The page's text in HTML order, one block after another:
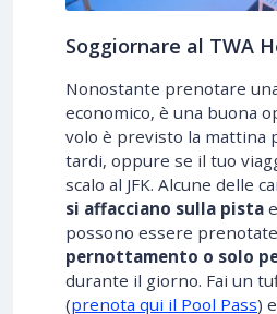
Soggiornare al TWA
Nonostante prenotare
economico, è una buona
volo è previsto la mattina
tardi, oppure se il tuo
scalo al JFK. Alcune delle
si affacciano sulla pista
possono essere
pernottamento o solo
durante il giorno. Fai un
(prenota qui il Pool Pass)